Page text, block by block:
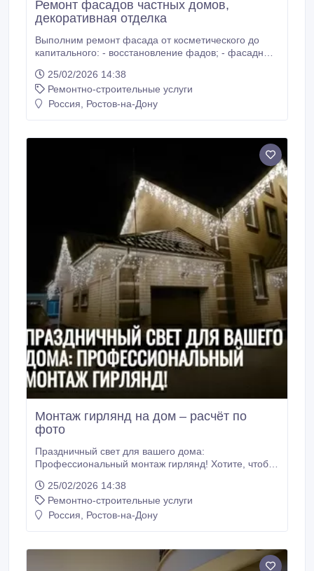
Ремонт фасадов частных домов,
декоративная отделка
Выполним ремонт фасада от косметического до
капитального: - восстановление фадов; - фасадные
фасадов; - капитальный ремонт фасадов зданий; -
работы по отделке фасада; - оштукатуривание и
покраска фасада; - подготовка поверхности фасада
уютнее и красивее.
25/02/2026 14:38
Ремонтно-строительные услуги
Россия, Ростов-на-Дону
Монтаж гирлянд на дом – расчёт по
фото
Праздничный свет для вашего дома:
Профессиональный монтаж гирлянд! Хотите, чтобы
восхищенные взгляды в праздничный сезон? Мы
предлагаем комплексные услуги по оформлению
фасадов и прилегающей территории
Расчет по фото: не нужно ждать замера! Вышлите
нам фотографию вашего дома (фасада) и укажите
25/02/2026 14:38
Ремонтно-строительные услуги
Россия, Ростов-на-Дону